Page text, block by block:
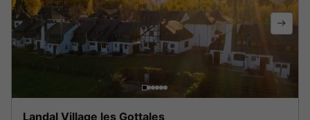
Landal Village les Gottales